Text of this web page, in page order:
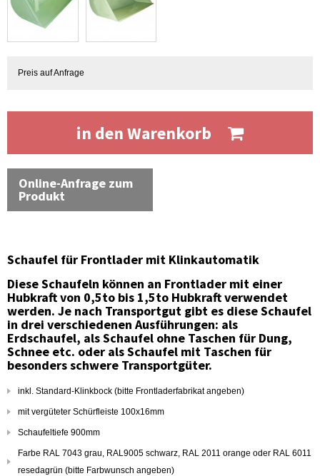
Preis auf Anfrage
in den Warenkorb
Online-Anfrage zum
Produkt
Schaufel für Frontlader mit Klinkautomatik
Diese Schaufeln können an Frontlader mit einer
Hubkraft von 0,5to bis 1,5to Hubkraft verwendet
werden. Je nach Transportgut gibt es diese Schaufel
in drei verschiedenen Ausführungen: als
Erdschaufel, als Schaufel ohne Taschen für Dung,
Schnee etc. oder als Schaufel mit Taschen für
besonders schwere Transportgüter.
inkl. Standard-Klinkbock (bitte Frontladerfabrikat angeben)
mit vergüteter Schürfleiste 100x16mm
Schaufeltiefe 900mm
Farbe RAL 7043 grau, RAL9005 schwarz, RAL 2011 orange oder RAL 6011
resedagrün (bitte Farbwunsch angeben)